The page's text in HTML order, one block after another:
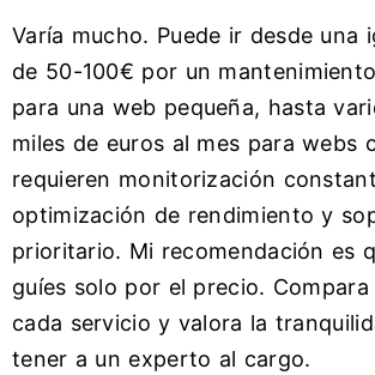
Varía mucho. Puede ir desde una
de 50-100€ por un
para una web pequeña, hasta
miles de euros al mes para webs
requieren monitorización
optimización de rendimiento y
prioritario. Mi recomendación es
guíes solo por el precio.
cada servicio y valora la
tener a un experto al cargo.